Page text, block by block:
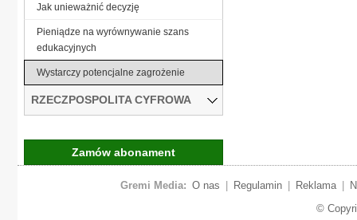
Jak unieważnić decyzję
Pieniądze na wyrównywanie szans
edukacyjnych
Wystarczy potencjalne zagrożenie
RZECZPOSPOLITA CYFROWA
Zamów abonament
Gremi Media: O nas Regulamin Reklama
©